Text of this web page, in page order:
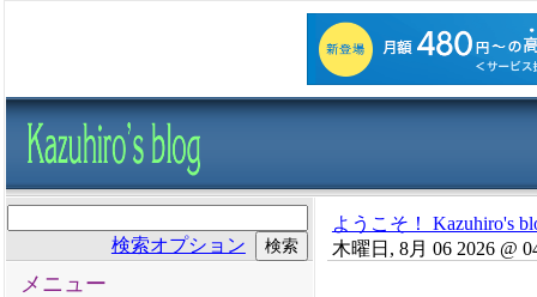
検索オプション
メニュー
ようこそ！ Kazuhiro's
木曜日, 8月 06 2026 @